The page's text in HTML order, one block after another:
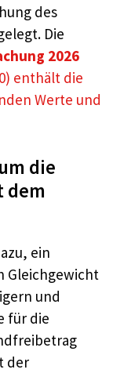
des
Die
2026
enthält die
Werte und
die
dem
ein
Gleichgewicht
und
für die
der